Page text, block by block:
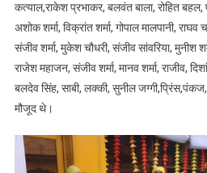
कत्याल,राकेश प्रभाकर, बलवंत बाला, रोहित
अशोक शर्मा, विक्रांत शर्मा, गोपाल मालपानी, राघव
संजीव शर्मा, मुकेश चौधरी, संजीव सांवरिया, मुनीश
राजेश महाजन, संजीव शर्मा, मानव शर्मा, राजीव,
बलदेव सिंह, साबी, लक्की, सुनील जग्गी,प्रिंस,पंकज,
मौजूद थे।